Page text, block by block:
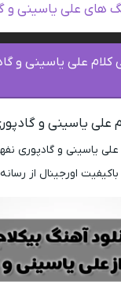
های علی یاسینی و
کلام علی یاسینی و
علی یاسینی و
علی یاسینی و گادپوری
اورجینال از رسانه